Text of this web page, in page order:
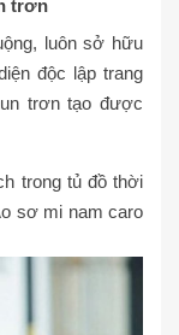
trơn
luôn sở hữu
độc lập trang
trơn tạo được
trong tủ đồ thời
sơ mi nam caro